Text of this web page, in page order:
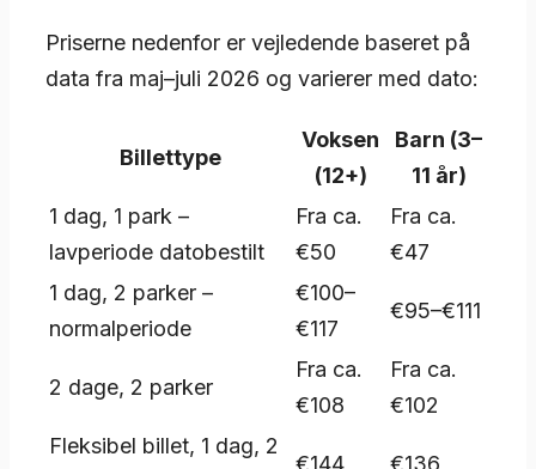
Priserne nedenfor er vejledende baseret på
data fra maj–juli 2026 og varierer med dato:
Billettype
Voksen
(12+)
Barn (3–
11 år)
1 dag, 1 park –
lavperiode datobestilt
Fra ca.
€50
Fra ca.
€47
1 dag, 2 parker –
normalperiode
€100–
€117
€95–€111
2 dage, 2 parker
Fra ca.
€108
Fra ca.
€102
Fleksibel billet, 1 dag, 2
€144 €136